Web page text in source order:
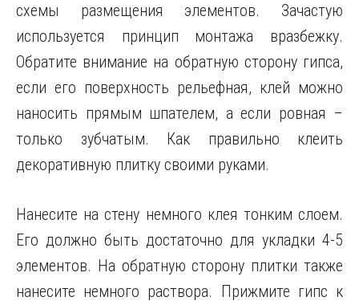
схемы размещения элементов. Зачастую
используется принцип монтажа вразбежку.
Обратите внимание на обратную сторону гипса,
если его поверхность рельефная, клей можно
наносить прямым шпателем, а если ровная –
только зубчатым. Как правильно клеить
декоративную плитку своими руками.
Нанесите на стену немного клея тонким слоем.
Его должно быть достаточно для укладки 4-5
элементов. На обратную сторону плитки также
нанесите немного раствора. Прижмите гипс к